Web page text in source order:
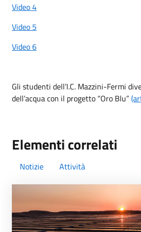
Video 4
Video 5
Video 6
Gli studenti dell’I.C. Mazzini-Fermi
dell’acqua con il progetto “Oro Blu”
Elementi correlati
Notizie Attività